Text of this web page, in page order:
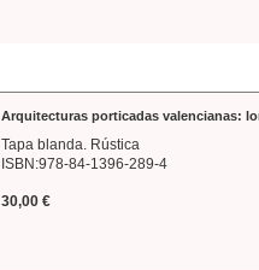
Arquitecturas porticadas valencianas:
Tapa blanda. Rústica
ISBN:978-84-1396-289-4
30,00 €